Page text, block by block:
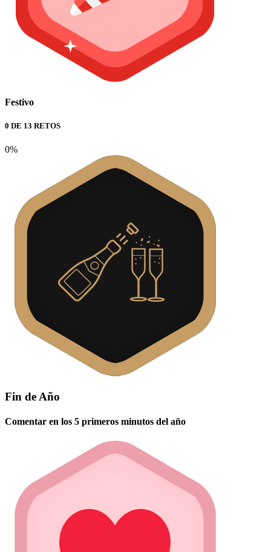
Festivo
0 DE 13 RETOS
0%
Fin de Año
Comentar en los 5 primeros minutos del año